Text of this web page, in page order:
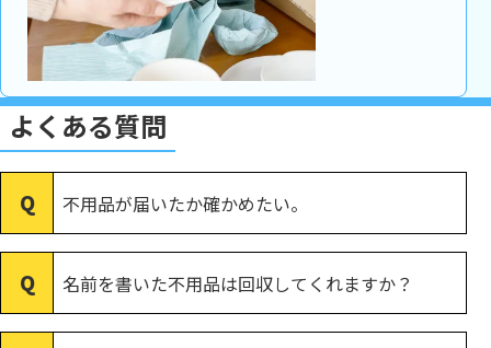
よくある質問
不用品が届いたか確かめたい。
名前を書いた不用品は回収してくれますか？